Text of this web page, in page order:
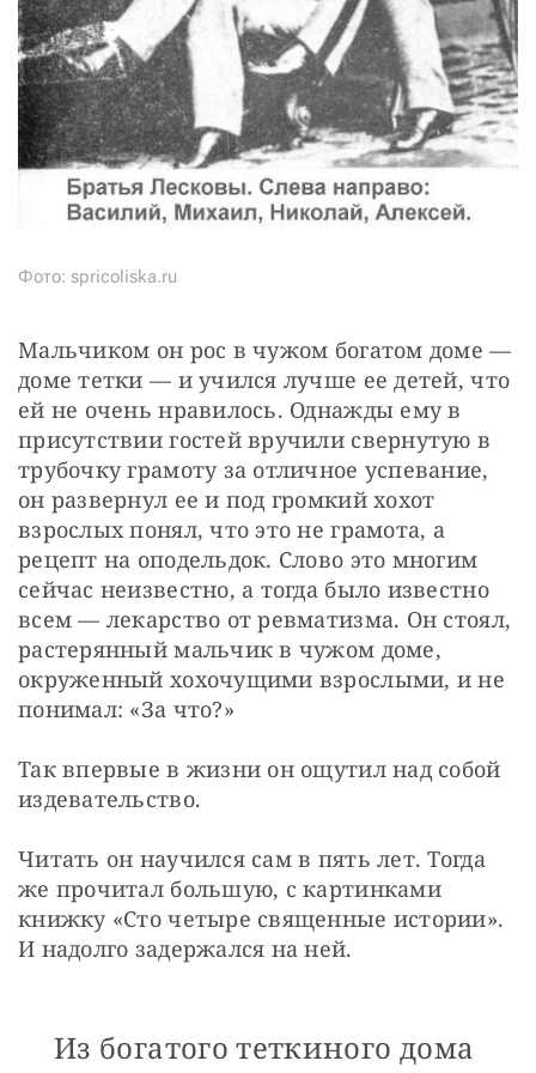
Фото: spricoliska.ru
Мальчиком он рос в чужом богатом доме —
доме тетки — и учился лучше ее детей, что
ей не очень нравилось. Однажды ему в
присутствии гостей вручили свернутую в
трубочку грамоту за отличное успевание,
он развернул ее и под громкий хохот
взрослых понял, что это не грамота, а
рецепт на оподельдок. Слово это многим
сейчас неизвестно, а тогда было известно
всем — лекарство от ревматизма. Он стоял,
растерянный мальчик в чужом доме,
окруженный хохочущими взрослыми, и не
понимал: «За что?»
Так впервые в жизни он ощутил над собой
издевательство.
Читать он научился сам в пять лет. Тогда
же прочитал большую, с картинками
книжку «Сто четыре священные истории».
И надолго задержался на ней.
Из богатого теткиного дома